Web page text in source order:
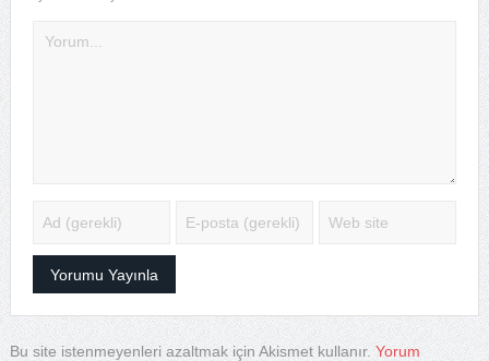
Bu site istenmeyenleri azaltmak için Akismet kullanır.Yorum